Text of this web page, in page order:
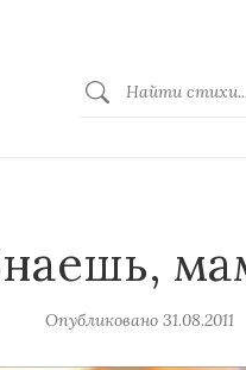
Опубликовано 31.08.2011